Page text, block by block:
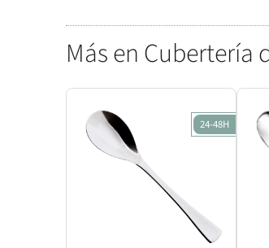
Más en Cubertería
24-48H